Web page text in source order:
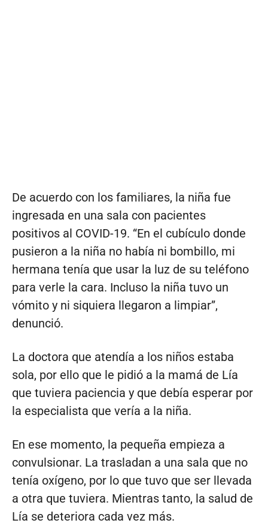
De acuerdo con los familiares, la niña fue
ingresada en una sala con pacientes
positivos al COVID-19. “En el cubículo donde
pusieron a la niña no había ni bombillo, mi
hermana tenía que usar la luz de su teléfono
para verle la cara. Incluso la niña tuvo un
vómito y ni siquiera llegaron a limpiar”,
denunció.
La doctora que atendía a los niños estaba
sola, por ello que le pidió a la mamá de Lía
que tuviera paciencia y que debía esperar por
la especialista que vería a la niña.
En ese momento, la pequeña empieza a
convulsionar. La trasladan a una sala que no
tenía oxígeno, por lo que tuvo que ser llevada
a otra que tuviera. Mientras tanto, la salud de
Lía se deteriora cada vez más.